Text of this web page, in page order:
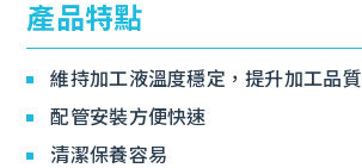
產品特點
維持加工液溫度穩定，提升加工品質
配管安裝方便快速
清潔保養容易